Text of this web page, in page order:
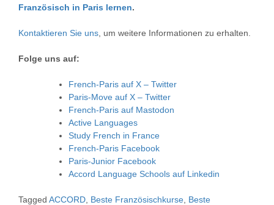
Französisch in Paris lernen.
Kontaktieren Sie uns , um weitere Informationen zu erhalten.
Folge uns auf:
French-Paris auf X – Twitter
Paris-Move auf X – Twitter
French-Paris auf Mastodon
Active Languages
Study French in France
French-Paris Facebook
Paris-Junior Facebook
Accord Language Schools auf Linkedin
Tagged ACCORD Beste Französischkurse Beste